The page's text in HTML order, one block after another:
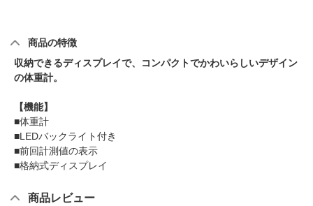
商品の特徴
収納できるディスプレイで、コンパクトでかわいらしいデザイン
の体重計。
【機能】
■体重計
■LEDバックライト付き
■前回計測値の表示
■格納式ディスプレイ
商品レビュー